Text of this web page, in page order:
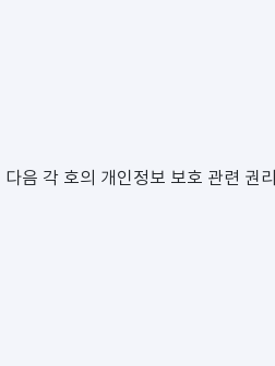
음 각 호의 개인정보 보호 관련 권